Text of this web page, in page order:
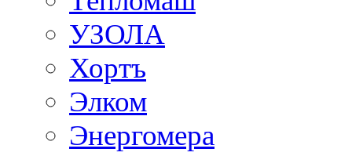
УЗОЛА
Хортъ
Элком
Энергомера